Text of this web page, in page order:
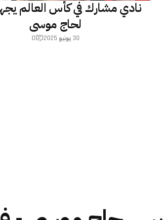
نادي مشارك في كأس العالم
لحاج موسى
30 يونيو 2025 0